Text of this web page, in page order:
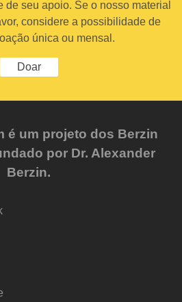
de seu apoio. Se o nosso material
considere a possibilidade de
única ou mensal.
Doar
é um projeto dos Berzin
por Dr. Alexander
Berzin.